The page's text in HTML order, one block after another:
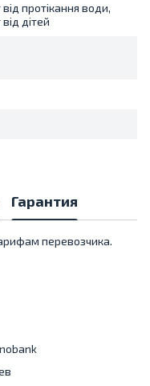
від протікання води,
дітей
Гарантия
перевозчика.